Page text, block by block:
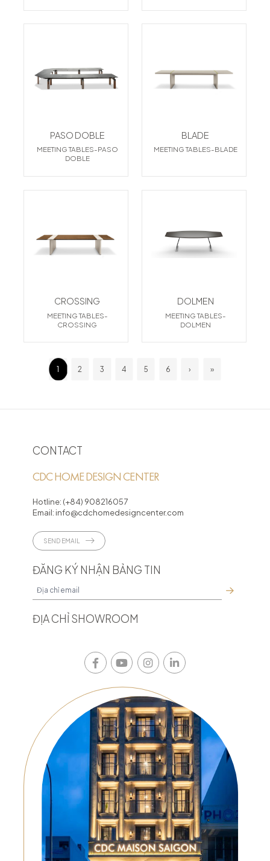
PASO DOBLE
MEETING TABLES-PASO
DOBLE
BLADE
MEETING TABLES-BLADE
CROSSING
MEETING TABLES-
CROSSING
DOLMEN
MEETING TABLES-
DOLMEN
1 2 3 4 5 6 › »
CONTACT
CDC HOME DESIGN CENTER
Hotline: (+84) 908216057
Email: info@cdchomedesigncenter.com
SEND EMAIL
ĐĂNG KÝ NHẬN BẢNG TIN
ĐỊA CHỈ SHOWROOM